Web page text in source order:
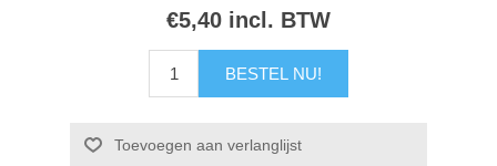
€5,40 incl. BTW